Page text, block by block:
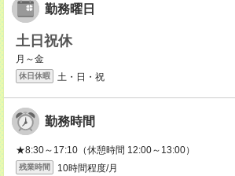
勤務曜日
土日祝休
月～金
休日休暇 土・日・祝
勤務時間
★8:30～17:10（休憩時間 12:00～13:00）
残業時間 10時間程度/月